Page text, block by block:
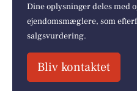
Dine oplysninger deles med
ejendomsmæglere, som
salgsvurdering.
Bliv kontaktet